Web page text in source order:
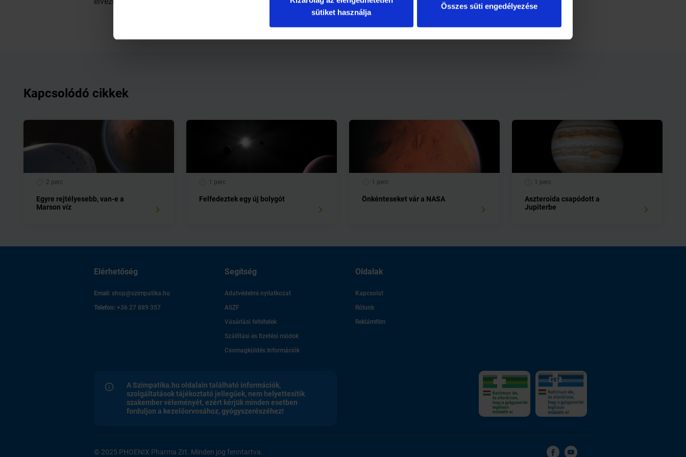
sütiket használja
Összes süti engedélyezése
Kapcsolódó cikkek
2 perc
Egyre rejtélyesebb, van-e a
Marson víz
1 perc
Felfedeztek egy új bolygót
1 perc
Önkénteseket vár a NASA
1 perc
Aszteroida csapódott a
Jupiterbe
Elérhetőség
Email: shop@szimpatika.hu
Telefon: +36 27 889 357
Segítség
Adatvédelmi nyilatkozat
ASZF
Vásárlási feltételek
Szállítási és fizetési módok
Csomagküldés Információk
Oldalak
Kapcsolat
Rólunk
Reklámfilm
A Szimpatika.hu oldalain található információk,
szolgáltatások tájékoztató jellegűek, nem helyettesítik
szakember véleményét, ezért kérjük minden esetben
forduljon a kezelőorvosához, gyógyszerészéhez!
© 2025 PHOENIX Pharma Zrt. Minden jog fenntartva.